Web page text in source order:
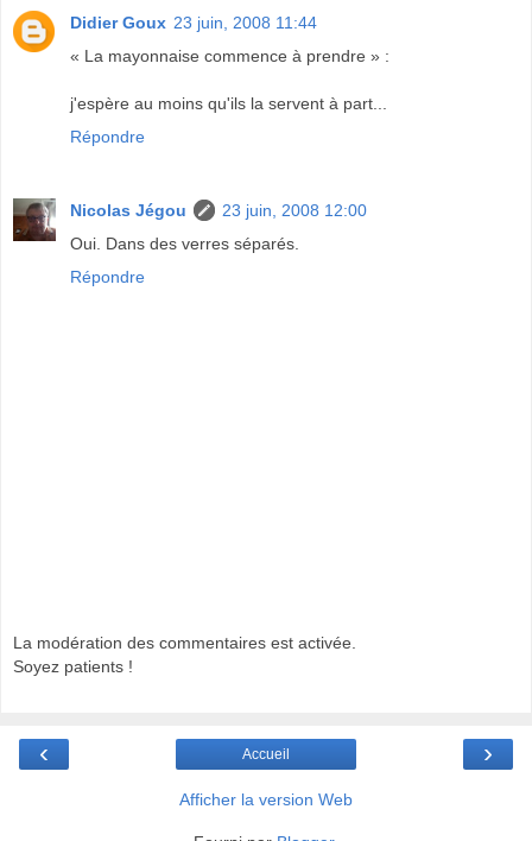
Didier Goux 23 juin, 2008 11:44
« La mayonnaise commence à prendre » :
j'espère au moins qu'ils la servent à part...
Répondre
Nicolas Jégou
23 juin, 2008 12:00
Oui. Dans des verres séparés.
Répondre
La modération des commentaires est activée.
Soyez patients !
‹ ›
Accueil
Afficher la version Web